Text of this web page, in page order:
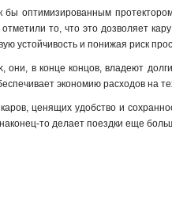
оптимизированным
то, что это дозволяет кару
устойчивость и понижая риск
они, в конце концов, владеют
экономию расходов на
ценящих удобство и
то делает поездки еще